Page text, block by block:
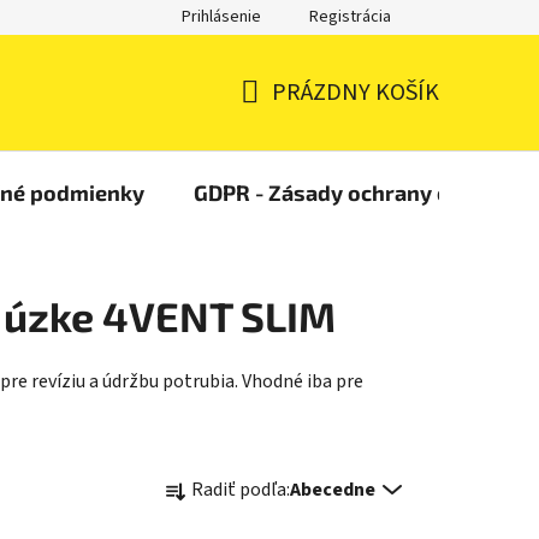
Prihlásenie Registrácia
KOŠÍK
PRÁZDNY KOŠÍK
podmienky GDPR - Zásady ochrany
4VENT SLIM
revíziu a údržbu potrubia. Vhodné iba pre
a Radiť podľa:Abecedne